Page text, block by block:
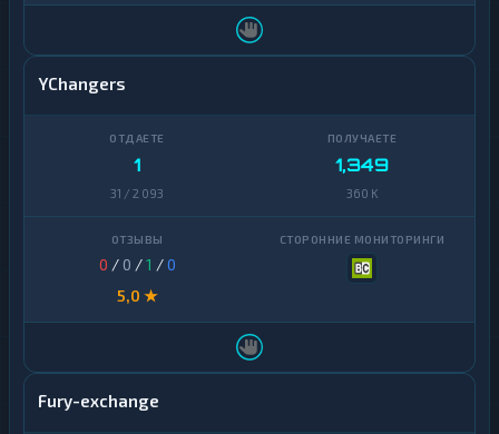
YChangers
1
31 / 2 093
1,349
360 K
0 / 0 /1 /0
5,0 ★
Fury-exchange